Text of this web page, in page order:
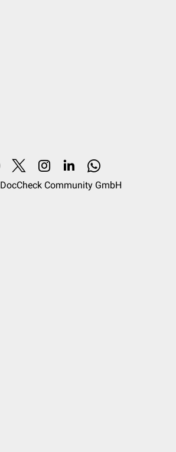
DocCheck Community GmbH